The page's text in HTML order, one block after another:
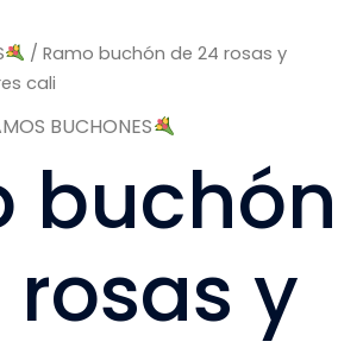
/ Ramo buchón de 24 rosas y
cali
BUCHONES
buchón
y